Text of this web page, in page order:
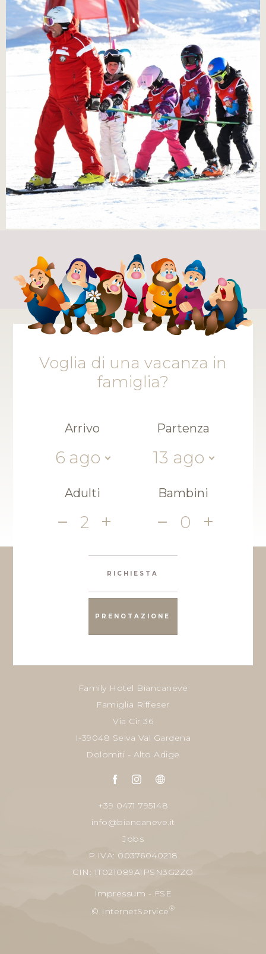
Voglia di una vacanza in
famiglia?
Arrivo
6 ago
Partenza
13 ago
Adulti
2
Bambini
0
RICHIESTA
PRENOTAZIONE
Family Hotel Biancaneve
Famiglia Riffeser
Via Cir 36
I-39048 Selva Val Gardena
Dolomiti - Alto Adige
+39 0471 795148
info@biancaneve.it
Jobs
P.IVA: 00376040218
CIN: IT021089A1PSN3G2ZO
Impressum - FSE
© InternetService®